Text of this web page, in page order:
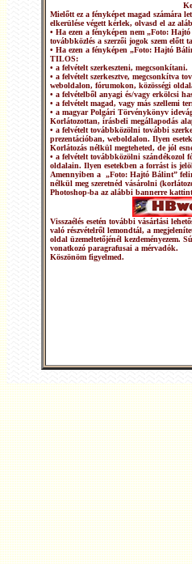
Mielőtt ez a fényképet magad számára
elkerülése végett kérlek, olvasd el az
• Ha ezen a fényképen nem „Foto:
továbbközlés a szerzői jogok szem előtt
• Ha ezen a fényképen „Foto: Hajtó
TILOS:
• a felvételt szerkeszteni, megcsonkítani.
• a felvételt szerkesztve, megcsonkítva
weboldalon, fórumokon, közösségi
• a felvételből anyagi és/vagy erkölcsi
• a felvételt magad, vagy más szellemi
• a magyar Polgári Törvénykönyv
Korlátozottan, írásbeli megállapodás
• a felvételt továbbközölni további
prezentációban, weboldalon. Ilyen
Korlátozás nélkül megteheted, de jól
• a felvételt továbbközölni szándékozol
oldalain. Ilyen esetekben a forrást is
Amennyiben a „Foto: Hajtó Bálint”
nélkül meg szeretnéd vásárolni
Photoshop-ba az alábbi bannerre
Visszaélés esetén további vásárlási
való részvételről lemondtál, a
oldal üzemeltetőjénél kezdeményezem.
vonatkozó paragrafusai a mérvadók.
Köszönöm figyelmed.